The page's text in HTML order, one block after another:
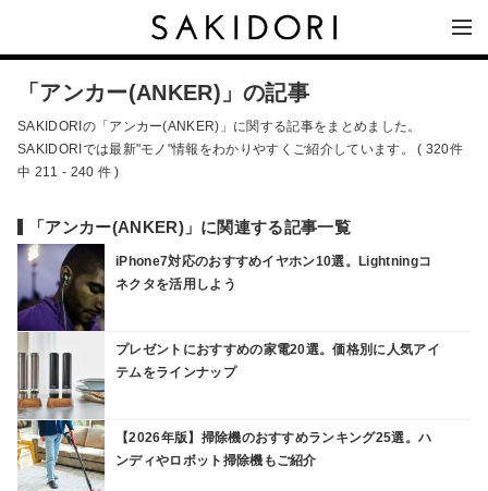
「アンカー(ANKER)」の記事
SAKIDORIの「アンカー(ANKER)」に関する記事をまとめました。
SAKIDORIでは最新"モノ"情報をわかりやすくご紹介しています。 ( 320件
中 211 - 240 件 )
「アンカー(ANKER)」に関連する記事一覧
iPhone7対応のおすすめイヤホン10選。Lightningコ
ネクタを活用しよう
プレゼントにおすすめの家電20選。価格別に人気アイ
テムをラインナップ
【2026年版】掃除機のおすすめランキング25選。ハ
ンディやロボット掃除機もご紹介